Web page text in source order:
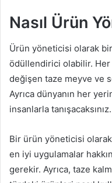
Nasıl Ürün
Ürün yöneticisi olarak
ödüllendirici olabilir.
değişen taze meyve ve
Ayrıca dünyanın her
insanlarla tanışacaksınız.
Bir ürün yöneticisi
en iyi uygulamalar
gerekir. Ayrıca, taze